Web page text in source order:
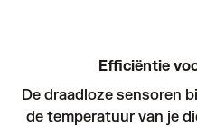
Efficiëntie
De draadloze sensoren
de temperatuur van je